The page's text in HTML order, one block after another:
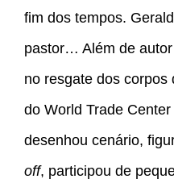
fim dos tempos.
pastor… Além de
no resgate dos
do World Trade
desenhou cenário,
off, participou de